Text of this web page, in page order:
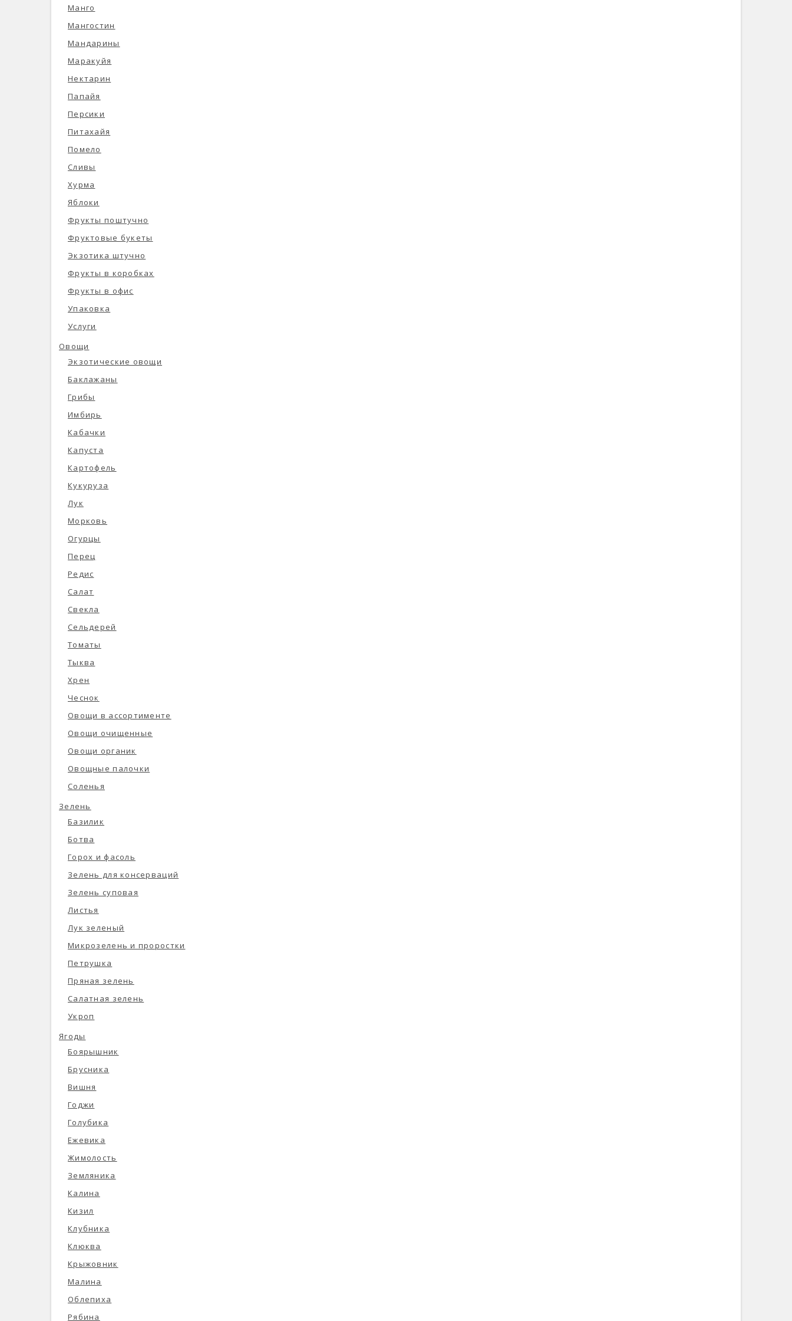
Манго
Мангостин
Мандарины
Маракуйя
Нектарин
Папайя
Персики
Питахайя
Помело
Сливы
Хурма
Яблоки
Фрукты поштучно
Фруктовые букеты
Экзотика штучно
Фрукты в коробках
Фрукты в офис
Упаковка
Услуги
Овощи
Экзотические овощи
Баклажаны
Грибы
Имбирь
Кабачки
Капуста
Картофель
Кукуруза
Лук
Морковь
Огурцы
Перец
Редис
Салат
Свекла
Сельдерей
Томаты
Тыква
Хрен
Чеснок
Овощи в ассортименте
Овощи очищенные
Овощи органик
Овощные палочки
Соленья
Зелень
Базилик
Ботва
Горох и фасоль
Зелень для консерваций
Зелень суповая
Листья
Лук зеленый
Микрозелень и проростки
Петрушка
Пряная зелень
Салатная зелень
Укроп
Ягоды
Боярышник
Брусника
Вишня
Годжи
Голубика
Ежевика
Жимолость
Земляника
Калина
Кизил
Клубника
Клюква
Крыжовник
Малина
Облепиха
Рябина